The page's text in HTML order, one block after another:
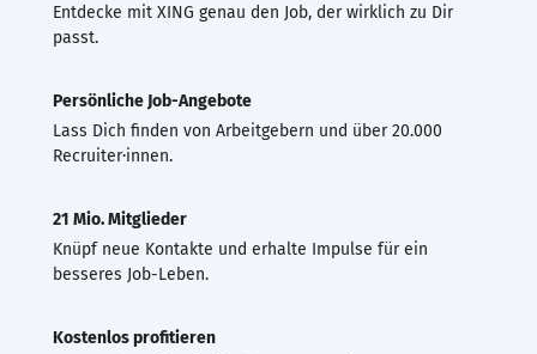
Entdecke mit XING genau den Job, der wirklich zu Dir
passt.
Persönliche Job-Angebote
Lass Dich finden von Arbeitgebern und über 20.000
Recruiter·innen.
21 Mio. Mitglieder
Knüpf neue Kontakte und erhalte Impulse für ein
besseres Job-Leben.
Kostenlos profitieren